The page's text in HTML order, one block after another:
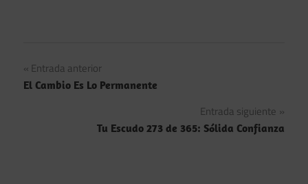
Navegación
de
Entrada anterior
El Cambio Es Lo Permanente
Entrada siguiente
Tu Escudo 273 de 365: Sólida Confianza